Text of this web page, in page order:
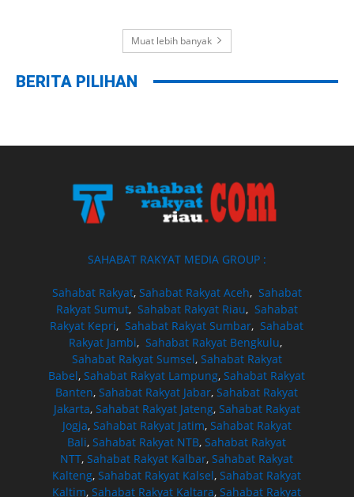
Muat lebih banyak
BERITA PILIHAN
SAHABAT RAKYAT MEDIA GROUP :
Sahabat Rakyat, Sahabat Rakyat Aceh, Sahabat
Rakyat Sumut, Sahabat Rakyat Riau, Sahabat
Rakyat Kepri,Sahabat Rakyat Sumbar,Sahabat
Rakyat Jambi, Sahabat Rakyat Bengkulu,
Sahabat Rakyat Sumsel, Sahabat Rakyat
Babel,Sahabat Rakyat Lampung,Sahabat Rakyat
Banten,Sahabat Rakyat Jabar,Sahabat Rakyat
Jakarta, Sahabat Rakyat Jateng, Sahabat Rakyat
Jogja, Sahabat Rakyat Jatim, Sahabat Rakyat
Bali,Sahabat Rakyat NTB,Sahabat Rakyat
NTT,Sahabat Rakyat Kalbar,Sahabat Rakyat
Kalteng,Sahabat Rakyat Kalsel,Sahabat Rakyat
Kaltim,Sahabat Rakyat Kaltara,Sahabat Rakyat